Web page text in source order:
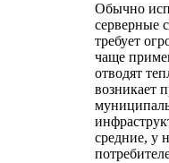
Обычно
серверные
требует
чаще
отводят
возникает
средние, у